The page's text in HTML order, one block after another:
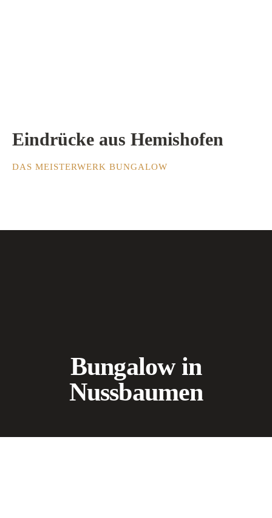
Eindrücke aus Hemishofen
DAS MEISTERWERK BUNGALOW
Bungalow in
Nussbaumen